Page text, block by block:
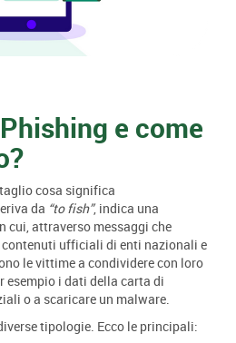
e come
cosa significa
da “to fish”, indica una
cui, attraverso messaggi che
ufficiali di enti nazionali e
le vittime a condividere con loro
esempio i dati della carta di
o a scaricare un malware.
tipologie. Ecco le principali: